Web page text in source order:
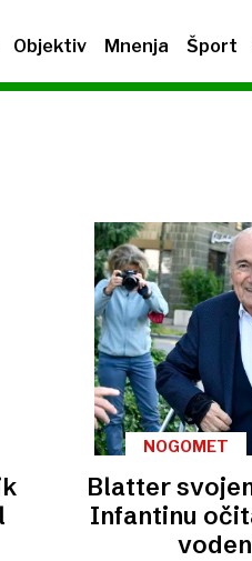
Objektiv Mnenja Šport
NOGOMET
Blatter
Infantinu